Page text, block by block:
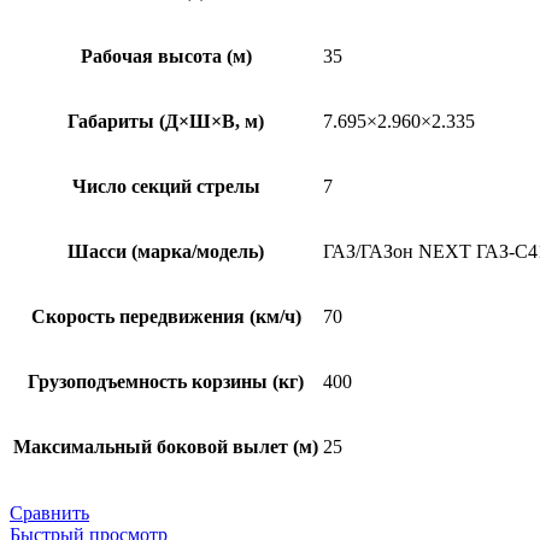
Рабочая высота (м) 35
Габариты (Д×Ш×В, м) 7.695×2.960×2.335
Число секций стрелы 7
Шасси (марка/модель) ГАЗ/ГАЗон NEXT ГАЗ-
Скорость передвижения (км/ч) 70
Грузоподъемность корзины (кг) 400
Максимальный боковой вылет (м) 25
Сравнить
Быстрый просмотр